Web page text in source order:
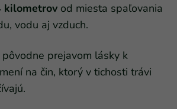
kilometrov od miesta spaľovania
vodu aj vzduch.
prejavom lásky k
na čin, ktorý v tichosti trávi